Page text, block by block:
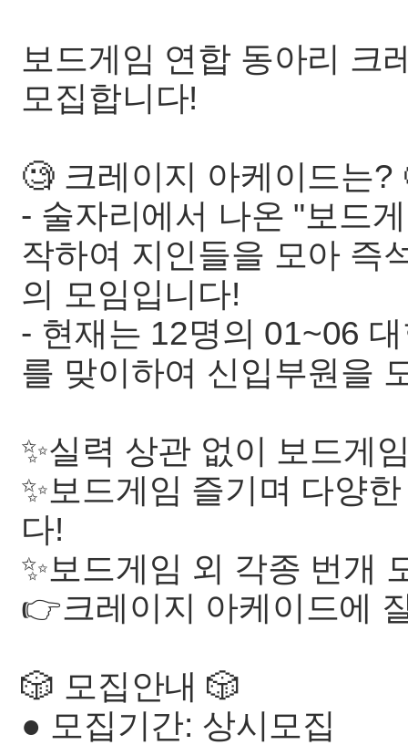
보드게임 연합 동아리 크
모집합니다!
🧐 크레이지 아케이드는?
- 술자리에서 나온 "보드
작하여 지인들을 모아 즉
의 모임입니다!
- 현재는 12명의 01~06
를 맞이하여 신입부원을
✨실력 상관 없이 보드게
✨보드게임 즐기며 다양
다!
✨보드게임 외 각종 번개
👉크레이지 아케이드에
🎲 모집안내 🎲
● 모집기간: 상시모집